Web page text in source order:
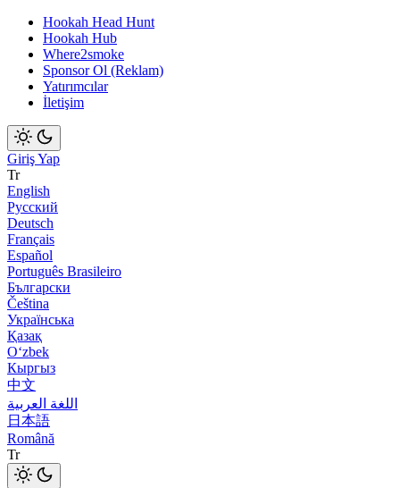
Hookah Head Hunt
Hookah Hub
Where2smoke
Sponsor Ol (Reklam)
Yatırımcılar
İletişim
Giriş Yap
Tr
English
Русский
Deutsch
Français
Español
Português Brasileiro
Български
Čeština
Українська
Қазақ
Оʻzbek
Кыргыз
中文
اللغة العربية
日本語
Română
Tr